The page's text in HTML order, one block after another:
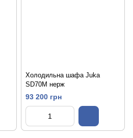
Холодильна шафа Juka
SD70М нерж
93 200 грн